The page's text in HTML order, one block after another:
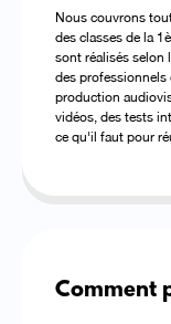
Nous couvrons
des classes de la
sont réalisés selon
des professionnels
production
vidéos, des tests
ce qu'il faut pour
Comment